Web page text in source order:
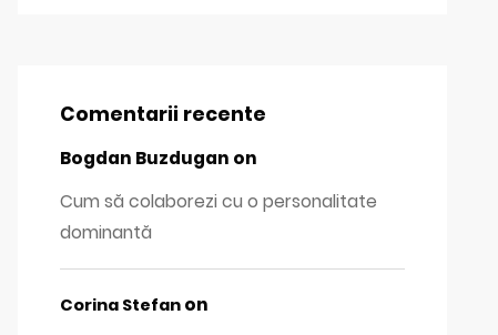
Comentarii recente
Bogdan Buzdugan on
Cum să colaborezi cu o personalitate
dominantă
Corina Stefan on